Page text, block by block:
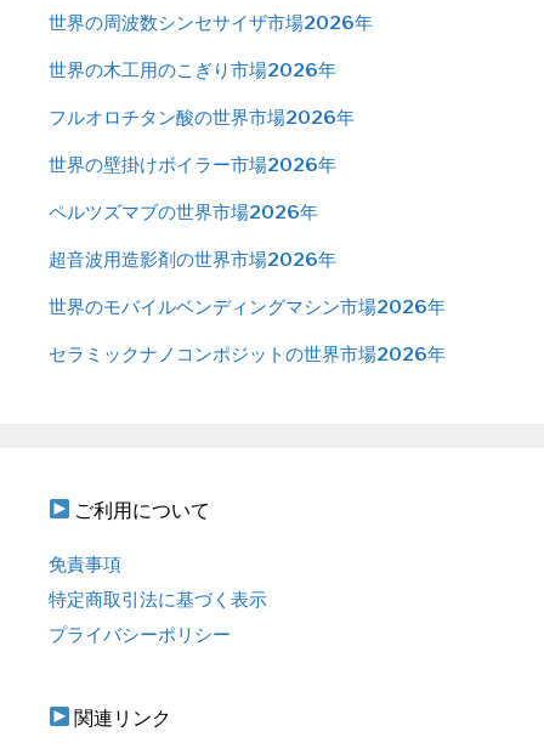
世界の周波数シンセサイザ市場2026年
世界の木工用のこぎり市場2026年
フルオロチタン酸の世界市場2026年
世界の壁掛けボイラー市場2026年
ペルツズマブの世界市場2026年
超音波用造影剤の世界市場2026年
世界のモバイルベンディングマシン市場2026年
セラミックナノコンポジットの世界市場2026年
ご利用について
免責事項
特定商取引法に基づく表示
プライバシーポリシー
関連リンク